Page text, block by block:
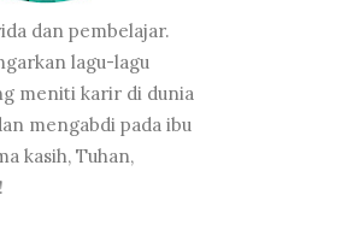
dan pembelajar.
lagu-lagu
meniti karir di dunia
mengabdi pada ibu
kasih, Tuhan,